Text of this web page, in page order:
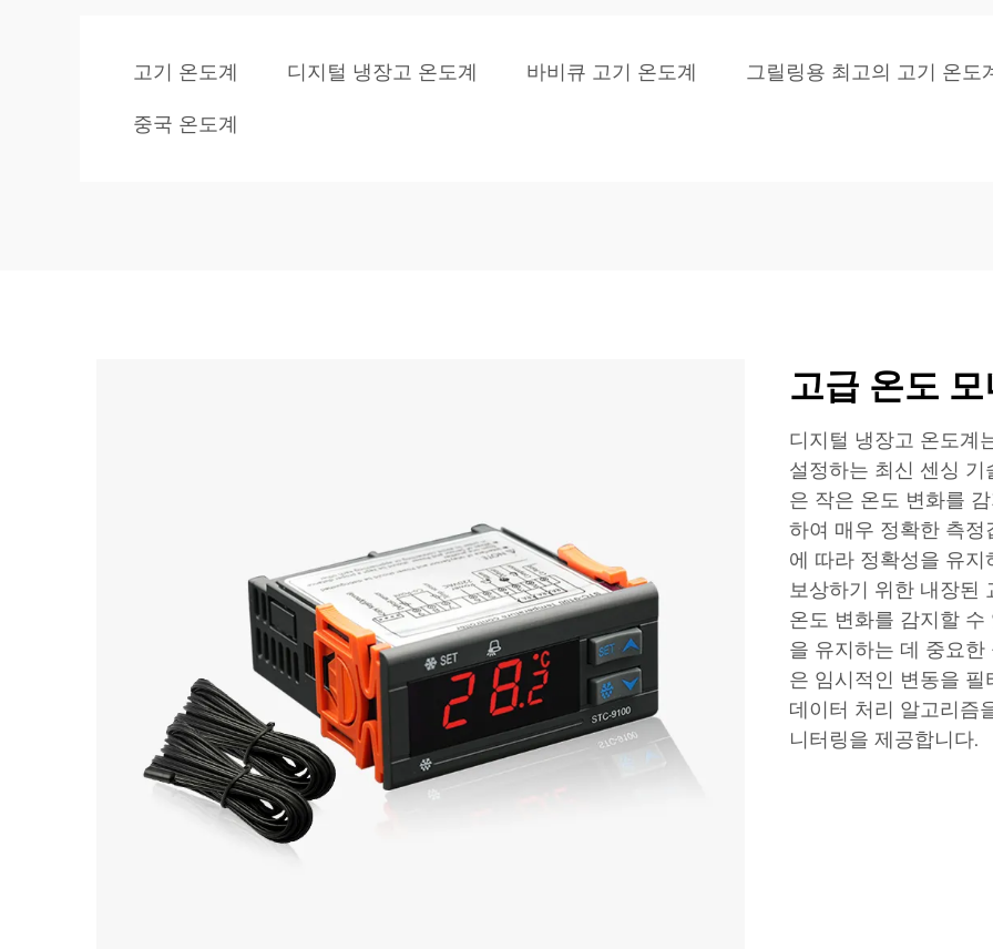
고기 온도계 디지털 냉장고 온도계 바비큐 고기 온도계 그릴링용 최고의 고기 온도
중국 온도계
고급 온도
디지털 냉장고 온도계
설정하는 최신 센싱 기
은 작은 온도 변화를
하여 매우 정확한 측
에 따라 정확성을 유
보상하기 위한 내장된
온도 변화를 감지할
을 유지하는 데 중요
은 임시적인 변동을
데이터 처리 알고리즘
니터링을 제공합니다.